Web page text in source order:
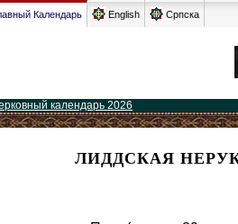
Календарь English Српска
календарь 2026
ЛИДДСКАЯ